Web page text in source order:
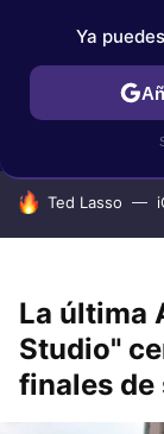
IPHONE
HOY SE HABLA
Ted Lasso
La última
Studio"
finales de
Ya